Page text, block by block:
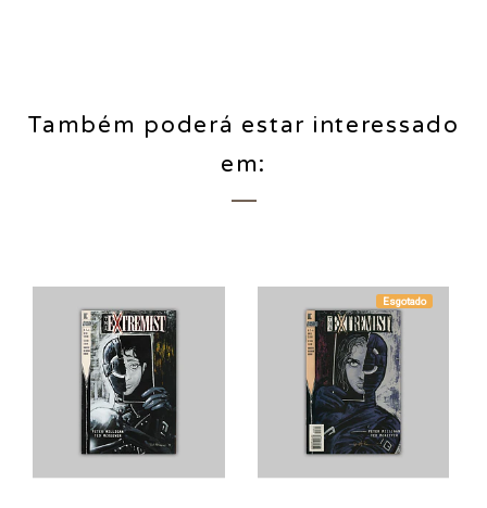
Também poderá estar interessado
em:
Esgotado